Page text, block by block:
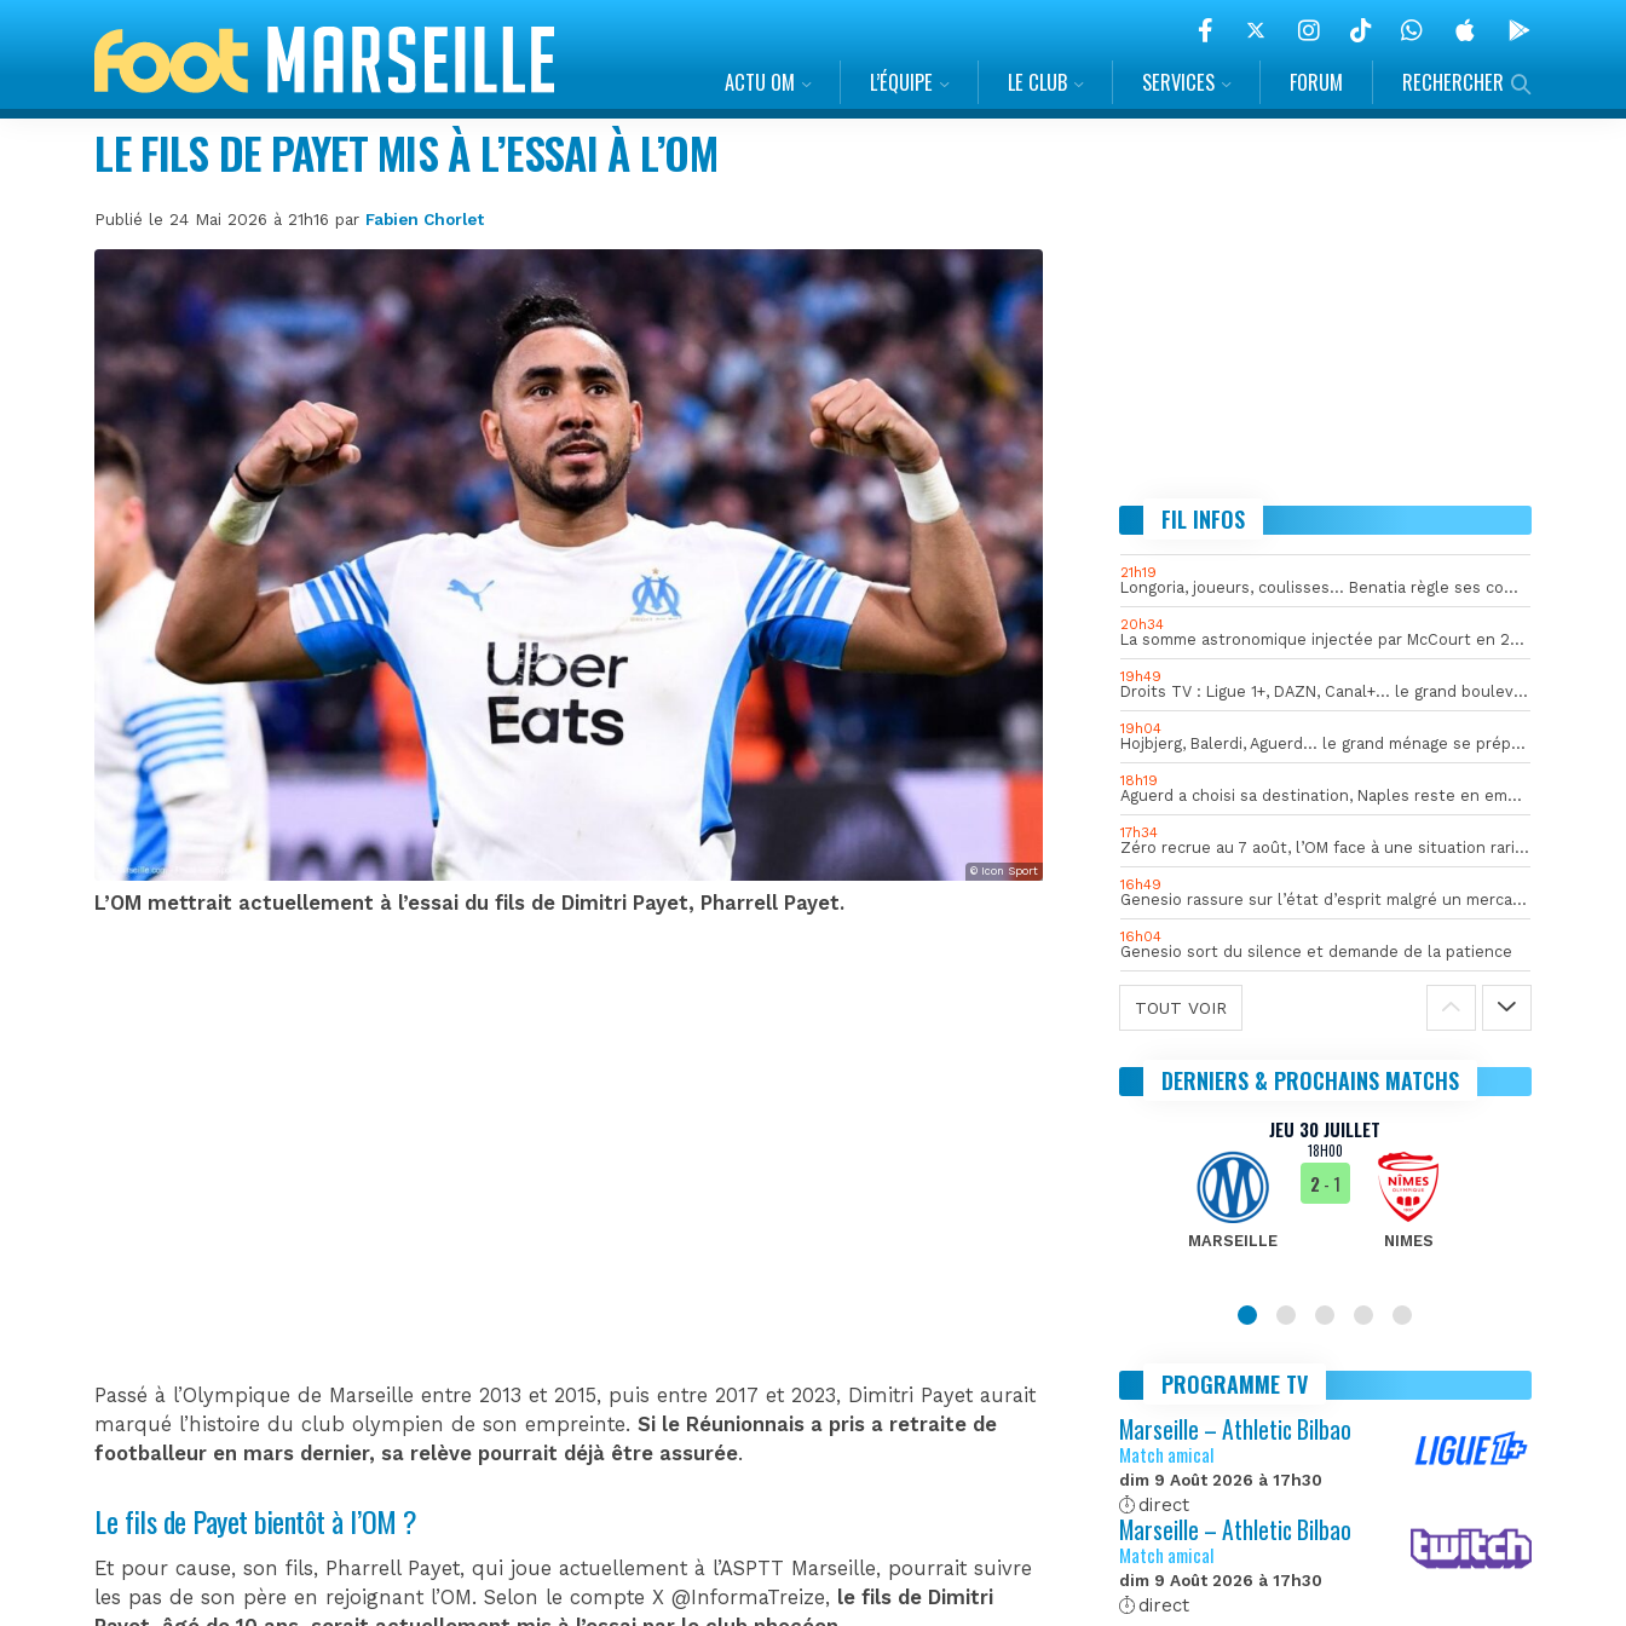
ACTU OM L’ÉQUIPE LE CLUB SERVICES FORUM RECHERCHER
LE FILS DE PAYET MIS À L’ESSAI À L’OM
Publié le 24 Mai 2026 à 21h16 par Fabien Chorlet
© Icon Sport
L’OM mettrait actuellement à l’essai du fils de Dimitri Payet, Pharrell Payet.
Passé à l’Olympique de Marseille entre 2013 et 2015, puis entre 2017 et 2023, Dimitri Payet aurait
marqué l’histoire du club olympien de son empreinte.Si le Réunionnais a pris a retraite de
footballeur en mars dernier, sa relève pourrait déjà être assurée.
Le fils de Payet bientôt à l’OM ?
Et pour cause, son fils, Pharrell Payet, qui joue actuellement à l’ASPTT Marseille, pourrait suivre
les pas de son père en rejoignant l’OM. Selon le compte X @InformaTreize, le fils de Dimitri
FIL INFOS
21h19
Longoria, joueurs, coulisses… Benatia règle ses comptes !
20h34
La somme astronomique injectée par McCourt en 2026 pour soutenir l’OM
19h49
Droits TV : Ligue 1+, DAZN, Canal+… le grand bouleversement
19h04
Hojbjerg, Balerdi, Aguerd… le grand ménage se prépare
18h19
Aguerd a choisi sa destination, Naples reste en embuscade
17h34
Zéro recrue au 7 août, l’OM face à une situation rarissime en Europe
16h49
Genesio rassure sur l’état d’esprit malgré un mercato inquiétant
16h04
Genesio sort du silence et demande de la patience
TOUT VOIR
DERNIERS & PROCHAINS MATCHS
JEU 30 JUILLET
18H00
MARSEILLE
2- 1
NIMES
PROGRAMME TV
Marseille – Athletic Bilbao
Match amical
dim 9 Août 2026 à 17h30
direct
Marseille – Athletic Bilbao
Match amical
dim 9 Août 2026 à 17h30
direct